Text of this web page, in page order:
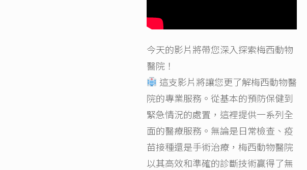
今天的影片將帶您深入探索梅西動物
醫院！
這支影片將讓您更了解梅西動物醫
院的專業服務。從基本的預防保健到
緊急情況的處置，這裡提供一系列全
面的醫療服務。無論是日常檢查、疫
苗接種還是手術治療，梅西動物醫院
以其高效和準確的診斷技術贏得了無